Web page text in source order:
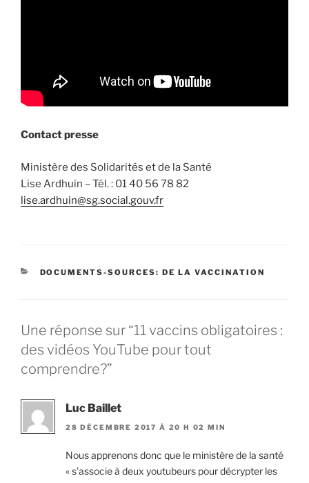
Contact presse
Ministère des Solidarités et de la Santé
Lise Ardhuin – Tél. : 01 40 56 78 82
lise.ardhuin@sg.social.gouv.fr
CATÉGORIES
DOCUMENTS-SOURCES: DE LA VACCINATION
Une réponse sur “11 vaccins obligatoires :
des vidéos YouTube pour tout
comprendre?”
Luc Baillet
28 DÉCEMBRE 2017 À 20 H 02 MIN
Nous apprenons donc que le ministère de la santé
« s’associe à deux youtubeurs pour décrypter les